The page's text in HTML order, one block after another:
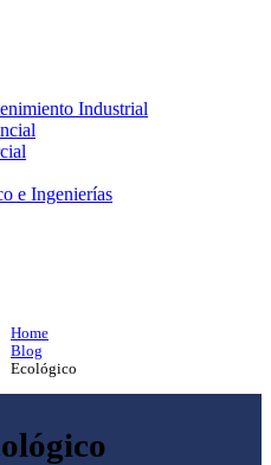
Industrial
e Ingenierías
Home
Blog
Ecológico